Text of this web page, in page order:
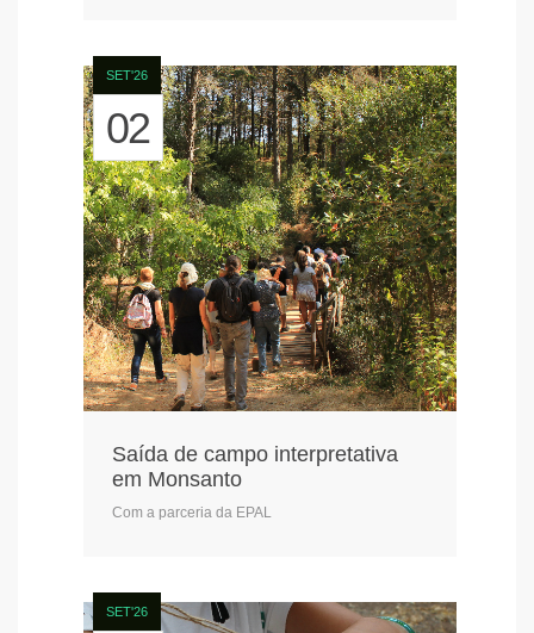
SET'26
02
Saída de campo interpretativa
em Monsanto
Com a parceria da EPAL
SET'26